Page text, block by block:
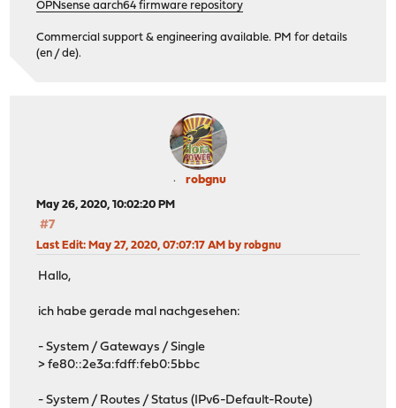
OPNsense aarch64 firmware repository
Commercial support & engineering available. PM for details
(en / de).
robgnu
May 26, 2020, 10:02:20 PM
#7
Last Edit: May 27, 2020, 07:07:17 AM by robgnu
Hallo,
ich habe gerade mal nachgesehen:
- System / Gateways / Single
> fe80::2e3a:fdff:feb0:5bbc
- System / Routes / Status (IPv6-Default-Route)